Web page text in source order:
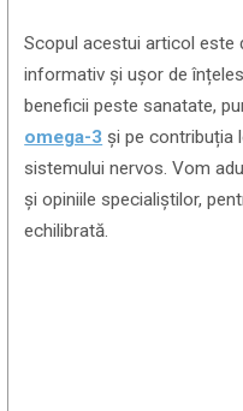
Scopul acestui articol este
informativ și ușor de
beneficii peste sanatate,
omega-3 și pe contribuția
sistemului nervos. Vom
și opiniile specialiștilor,
echilibrată.